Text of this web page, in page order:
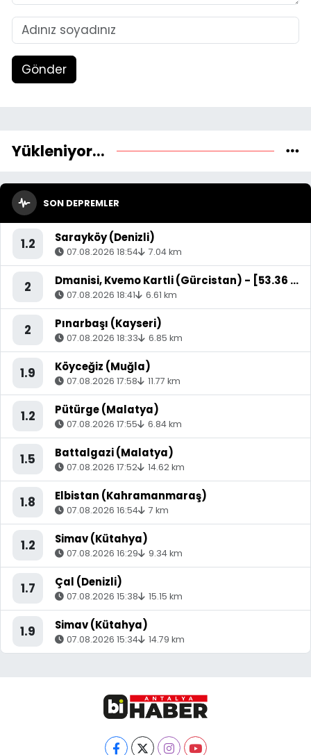
Gönder
Yükleniyor...
SON DEPREMLER
1.2 Sarayköy (Denizli)
07.08.2026 18:54 7.04 km
2 Dmanisi, Kvemo Kartli (Gürcistan) - [53.36 km] Akyaka (Kars)
07.08.2026 18:41 6.61 km
2 Pınarbaşı (Kayseri)
07.08.2026 18:33 6.85 km
1.9 Köyceğiz (Muğla)
07.08.2026 17:58 11.77 km
1.2 Pütürge (Malatya)
07.08.2026 17:55 6.84 km
1.5 Battalgazi (Malatya)
07.08.2026 17:52 14.62 km
1.8 Elbistan (Kahramanmaraş)
07.08.2026 16:54 7 km
1.2 Simav (Kütahya)
07.08.2026 16:29 9.34 km
1.7 Çal (Denizli)
07.08.2026 15:38 15.15 km
1.9 Simav (Kütahya)
07.08.2026 15:34 14.79 km